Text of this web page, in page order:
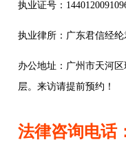
执业证号：
执业律所：广东君信经
办公地址： 广州市天河
层。来访请提前预约！
法律咨询电话